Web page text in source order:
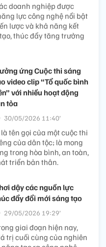
doanh nghiệp được
lực công nghệ nổi bật
lược và khả năng kết
thúc đẩy tăng trưởng
ứng Cuộc thi sáng
video clip “Tổ quốc bình
với nhiều hoạt động
tỏa
30/05/2026 11:40’
tên gọi của một cuộc thi
của dân tộc; là mong
trong hòa bình, an toàn,
triển bản thân.
dậy các nguồn lực
đẩy đổi mới sáng tạo
29/05/2026 19:29’
giai đoạn hiện nay,
trị cuối cùng của nghiên